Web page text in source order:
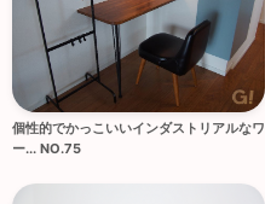
個性的でかっこいいインダストリアルなワ
ー... NO.75